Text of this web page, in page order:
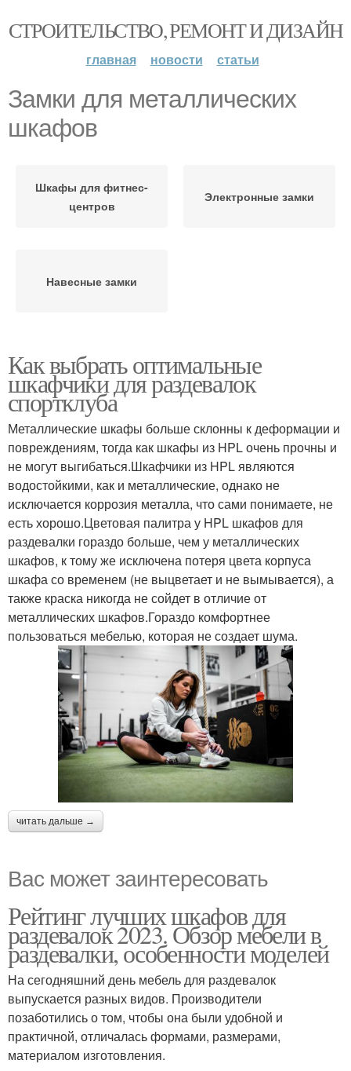
СТРОИТЕЛЬСТВО, РЕМОНТ И ДИЗАЙН
главная новости статьи
Замки для металлических
шкафов
Шкафы для фитнес-
центров
Электронные замки
Навесные замки
Как выбрать оптимальные
шкафчики для раздевалок
спортклуба
Металлические шкафы больше склонны к деформации и
повреждениям, тогда как шкафы из HPL очень прочны и
не могут выгибаться.Шкафчики из HPL являются
водостойкими, как и металлические, однако не
исключается коррозия металла, что сами понимаете, не
есть хорошо.Цветовая палитра у HPL шкафов для
раздевалки гораздо больше, чем у металлических
шкафов, к тому же исключена потеря цвета корпуса
шкафа со временем (не выцветает и не вымывается), а
также краска никогда не сойдет в отличие от
металлических шкафов.Гораздо комфортнее
пользоваться мебелью, которая не создает шума.
читать дальше →
Вас может заинтересовать
Рейтинг лучших шкафов для
раздевалок 2023. Обзор мебели в
раздевалки, особенности моделей
На сегодняшний день мебель для раздевалок
выпускается разных видов. Производители
позаботились о том, чтобы она были удобной и
практичной, отличалась формами, размерами,
материалом изготовления.